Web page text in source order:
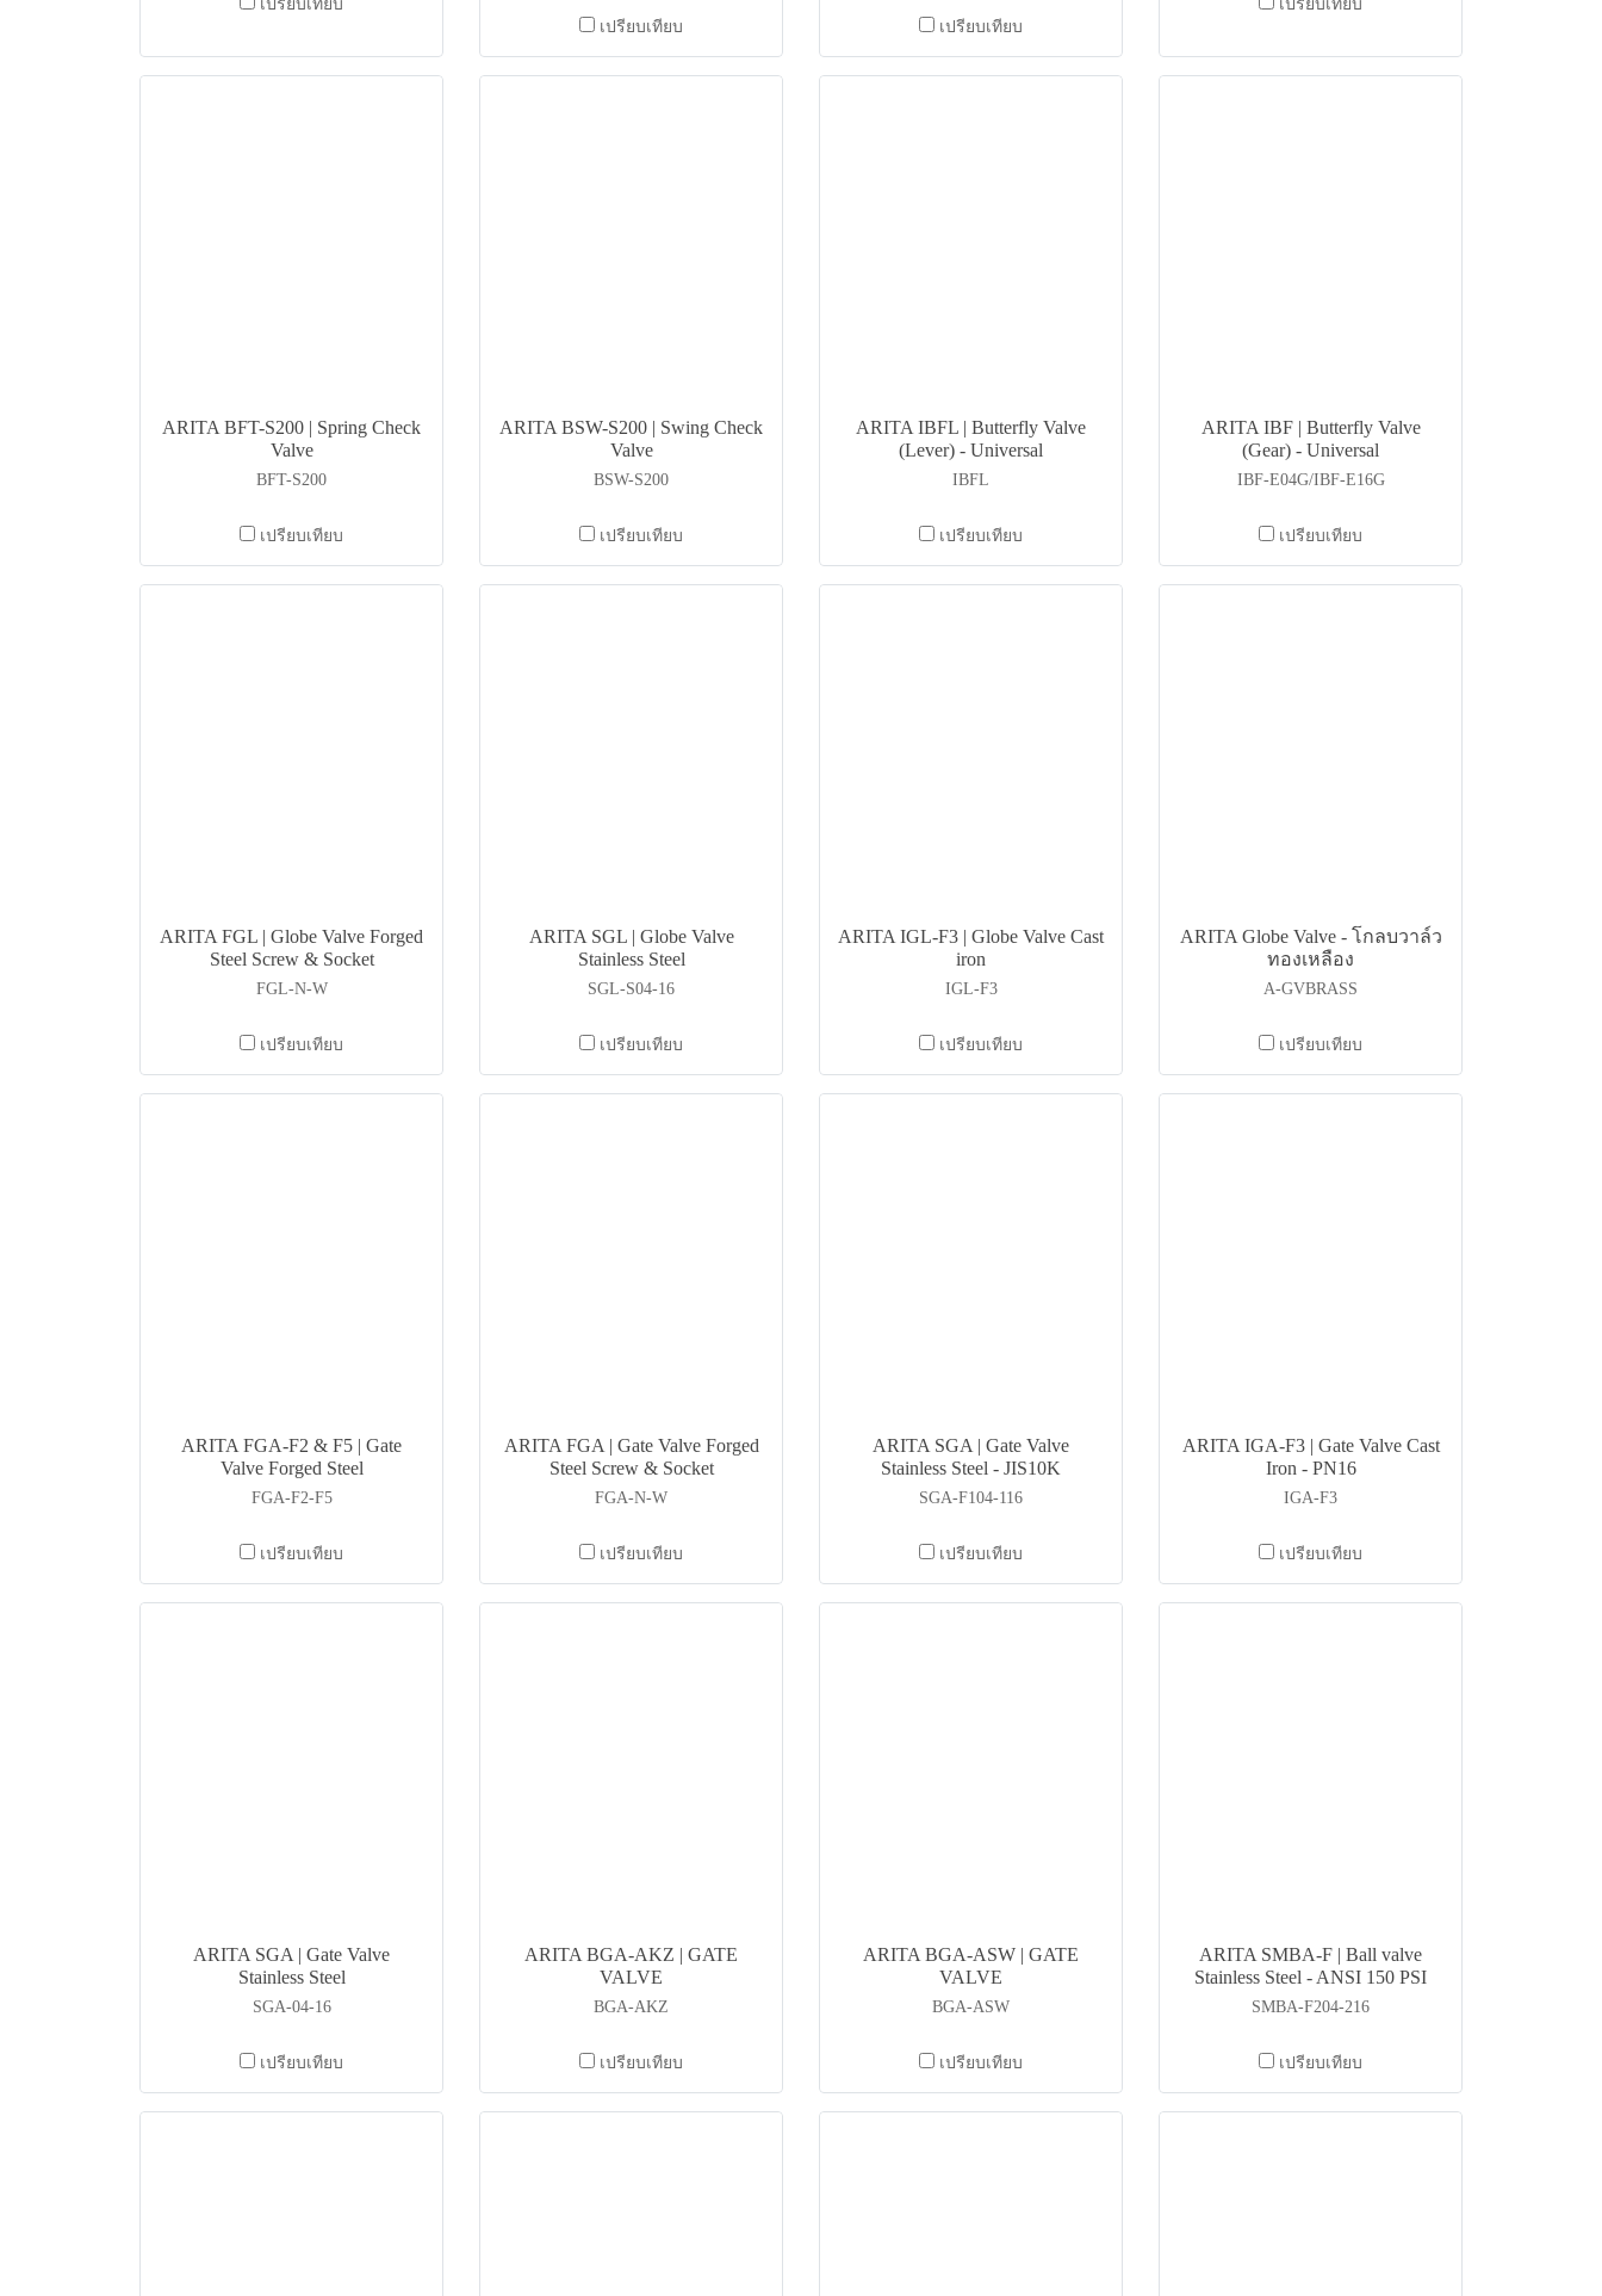
เปรียบเทียบ
เปรียบเทียบ เปรียบเทียบ
เปรียบเทียบ
ARITA BFT-S200 | Spring Check
Valve
BFT-S200
เปรียบเทียบ
ARITA BSW-S200 | Swing Check
Valve
BSW-S200
เปรียบเทียบ
ARITA IBFL | Butterfly Valve
(Lever) - Universal
IBFL
เปรียบเทียบ
ARITA IBF | Butterfly Valve
(Gear) - Universal
IBF-E04G/IBF-E16G
เปรียบเทียบ
ARITA FGL | Globe Valve Forged
Steel Screw & Socket
FGL-N-W
เปรียบเทียบ
ARITA SGL | Globe Valve
Stainless Steel
SGL-S04-16
เปรียบเทียบ
ARITA IGL-F3 | Globe Valve Cast
iron
IGL-F3
เปรียบเทียบ
ARITA Globe Valve - โกลบวาล์ว
ทองเหลือง
A-GVBRASS
เปรียบเทียบ
ARITA FGA-F2 & F5 | Gate
Valve Forged Steel
FGA-F2-F5
เปรียบเทียบ
ARITA FGA | Gate Valve Forged
Steel Screw & Socket
FGA-N-W
เปรียบเทียบ
ARITA SGA | Gate Valve
Stainless Steel - JIS10K
SGA-F104-116
เปรียบเทียบ
ARITA IGA-F3 | Gate Valve Cast
Iron - PN16
IGA-F3
เปรียบเทียบ
ARITA SGA | Gate Valve
Stainless Steel
SGA-04-16
เปรียบเทียบ
ARITA BGA-AKZ | GATE
VALVE
BGA-AKZ
เปรียบเทียบ
ARITA BGA-ASW | GATE
VALVE
BGA-ASW
เปรียบเทียบ
ARITA SMBA-F | Ball valve
Stainless Steel - ANSI 150 PSI
SMBA-F204-216
เปรียบเทียบ